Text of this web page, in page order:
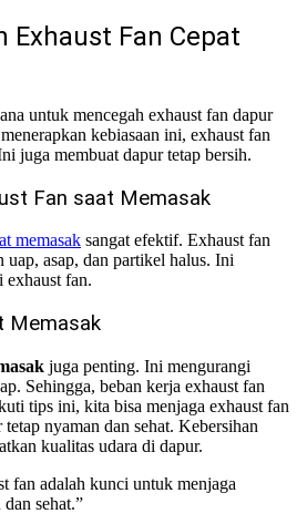
Exhaust Fan Cepat
untuk mencegah exhaust fan dapur
kebiasaan ini, exhaust fan
juga membuat dapur tetap bersih.
Fan saat Memasak
memasak sangat efektif. Exhaust fan
uap, asap, dan partikel halus. Ini
exhaust fan.
Memasak
juga penting. Ini mengurangi
Sehingga, beban kerja exhaust fan
tips ini, kita bisa menjaga exhaust fan
nyaman dan sehat. Kebersihan
kualitas udara di dapur.
fan adalah kunci untuk menjaga
sehat.”